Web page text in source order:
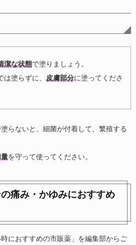
潔な状態で塗りましょう。
は塗らずに、 皮膚部分に塗ってくださ
らないと、細菌が付着して、繁殖する
を守って使ってください。
痛み・かゆみにおすすめ
時におすすめの市販薬」を編集部からご